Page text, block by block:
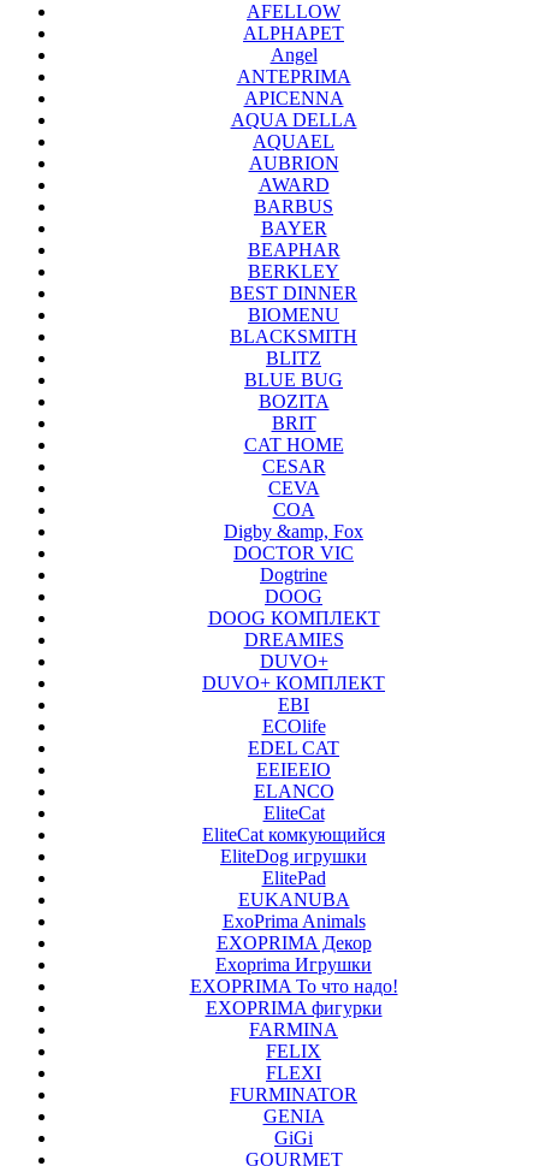
AFELLOW
ALPHAPET
Angel
ANTEPRIMA
APICENNA
AQUA DELLA
AQUAEL
AUBRION
AWARD
BARBUS
BAYER
BEAPHAR
BERKLEY
BEST DINNER
BIOMENU
BLACKSMITH
BLITZ
BLUE BUG
BOZITA
BRIT
CAT HOME
CESAR
CEVA
COA
Digby &amp, Fox
DOCTOR VIC
Dogtrine
DOOG
DOOG КОМПЛЕКТ
DREAMIES
DUVO+
DUVO+ КОМПЛЕКТ
EBI
ECOlife
EDEL CAT
EEIEEIO
ELANCO
EliteCat
EliteCat комкующийся
EliteDog игрушки
ElitePad
EUKANUBA
ExoPrima Animals
EXOPRIMA Декор
Exoprima Игрушки
EXOPRIMA То что надо!
EXOPRIMA фигурки
FARMINA
FELIX
FLEXI
FURMINATOR
GENIA
GiGi
GOURMET